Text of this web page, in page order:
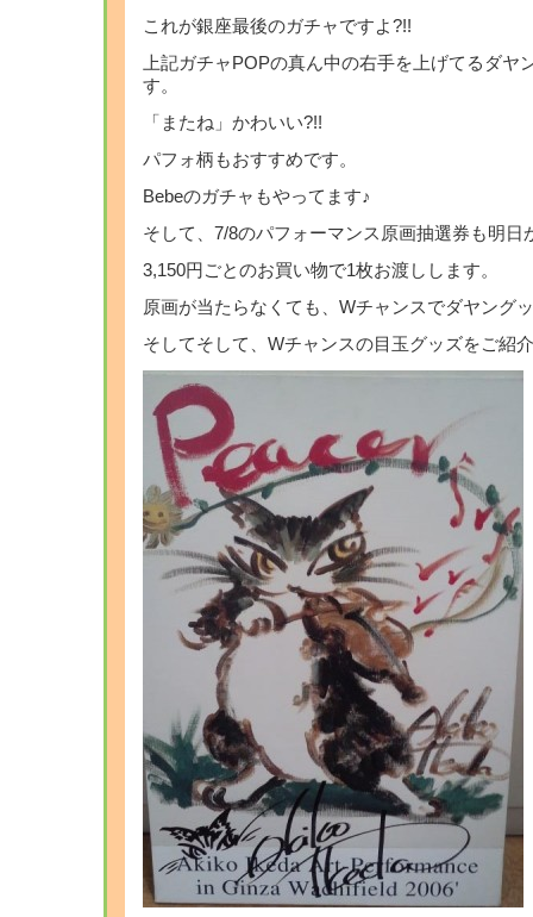
これが銀座最後のガチャですよ?!!
上記ガチャPOPの真ん中の右手を上げてるダヤ
す。
「またね」かわいい?!!
パフォ柄もおすすめです。
Bebeのガチャもやってます♪
そして、7/8のパフォーマンス原画抽選券も明日
3,150円ごとのお買い物で1枚お渡しします。
原画が当たらなくても、Wチャンスでダヤング
そしてそして、Wチャンスの目玉グッズをご紹